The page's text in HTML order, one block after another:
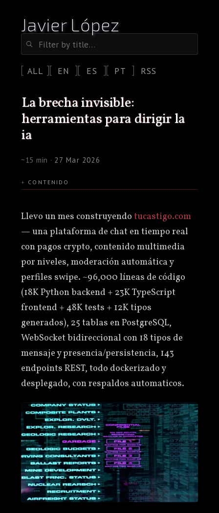
Javier López
ALL EN ES PT RSS
la brecha invisible:
herramientas para dirigir la
ia
~15 min · 27 Mar 2026
CONTENIDO
Llevo un mes construyendotucastigo.com
— una plataforma de chat en tiempo real
con pagos crypto, contenido multimedia
por niveles, moderación automática y
perfiles swipe. ~96,000 líneas de código
(18K Python backend + 23K TypeScript
frontend + 48K tests + 12K tipos
generados), 25 tablas en PostgreSQL,
WebSocket bidireccional con 18 tipos de
mensaje y presencia/persistencia, 143
endpoints REST, todo dockerizado y
desplegado, con respaldos automaticos.